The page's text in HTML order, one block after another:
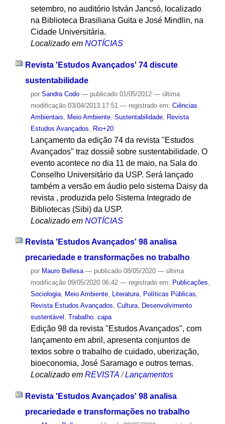
setembro, no auditório István Jancsó, localizado
na Biblioteca Brasiliana Guita e José Mindlin, na
Cidade Universitária.
Localizado em NOTÍCIAS
Revista 'Estudos Avançados' 74 discute
sustentabilidade
por Sandra Codo — publicado01/05/2012 — última
modificação03/04/2013 17:51 — registrado em: Ciências
Ambientais
Meio Ambiente, Sustentabilidade, Revista
Estudos Avançados
Rio+20
Lançamento da edição 74 da revista "Estudos
Avançados" traz dossiê sobre sustentabilidade. O
evento acontece no dia 11 de maio, na Sala do
Conselho Universitário da USP. Será lançado
também a versão em áudio pelo sistema Daisy da
revista , produzida pelo Sistema Integrado de
Bibliotecas (Sibi) da USP.
Localizado em NOTÍCIAS
Revista 'Estudos Avançados' 98 analisa
precariedade e transformações no trabalho
por Mauro Bellesa — publicado08/05/2020 — última
modificação09/05/2020 06:42 — registrado em: Publicações,
Sociologia, Meio Ambiente, Literatura, Políticas Públicas,
Revista Estudos Avançados, Cultura, Desenvolvimento
sustentável , Trabalho, capa
Edição 98 da revista "Estudos Avançados", com
lançamento em abril, apresenta conjuntos de
textos sobre o trabalho de cuidado, uberização,
bioeconomia, José Saramago e outros temas.
Localizado em REVISTA /Lançamentos
Revista 'Estudos Avançados' 98 analisa
precariedade e transformações no trabalho